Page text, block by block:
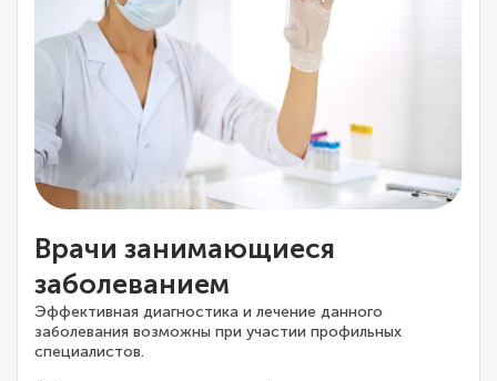
Врачи занимающиеся
заболеванием
Эффективная диагностика и лечение данного
заболевания возможны при участии профильных
специалистов.